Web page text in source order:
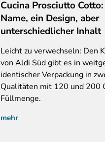
Cucina Prosciutto
Name, ein Design, aber
unterschiedlicher Inhalt
Leicht zu verwechseln: Den
von Aldi Süd gibt es in
identischer Verpackung in
Qualitäten mit 120 und 200
Füllmenge.
mehr